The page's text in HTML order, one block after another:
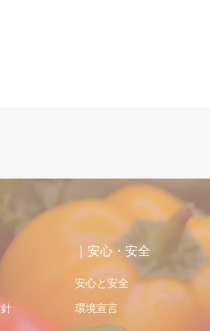
｜安心・安全
安心と安全
環境宣言